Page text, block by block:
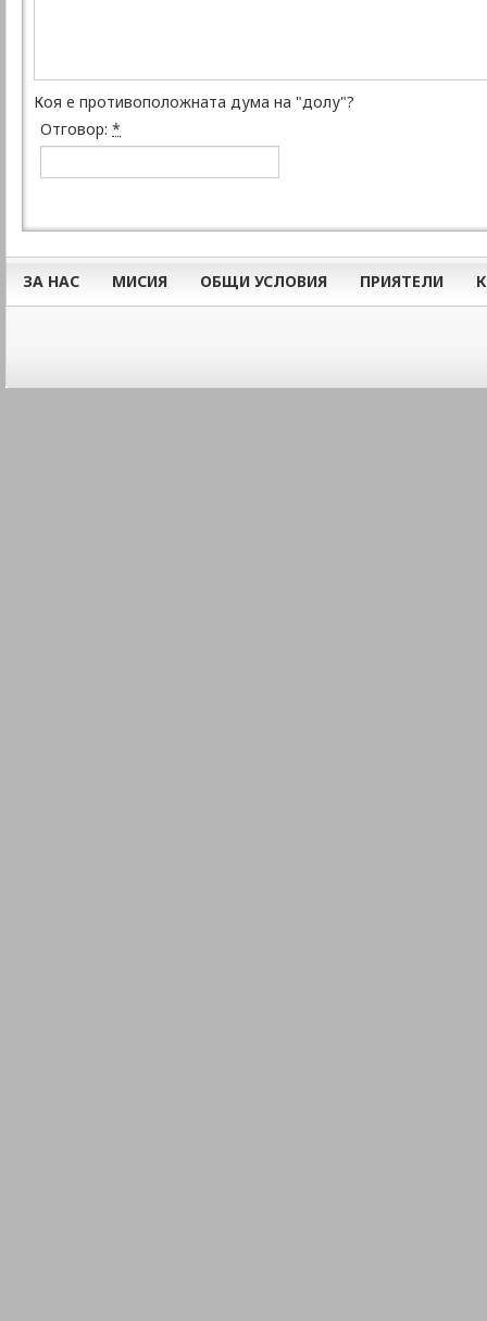
Коя е противоположната дума на "долу"?
Отговор: *
ЗА НАС МИСИЯ ОБЩИ УСЛОВИЯ ПРИЯТЕЛИ